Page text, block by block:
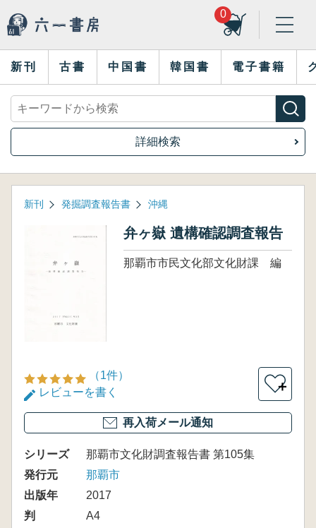
0
新刊 古書 中国書 韓国書 電子書籍
詳細検索
新刊 発掘調査報告書 沖縄
弁ヶ嶽 遺構確認調査報告
那覇市市民文化部文化財課 編
（1件）
レビューを書く
＋
再入荷メール通知
シリーズ
那覇市文化財調査報告書 第105集
発行元
那覇市
出版年
2017
判
A4